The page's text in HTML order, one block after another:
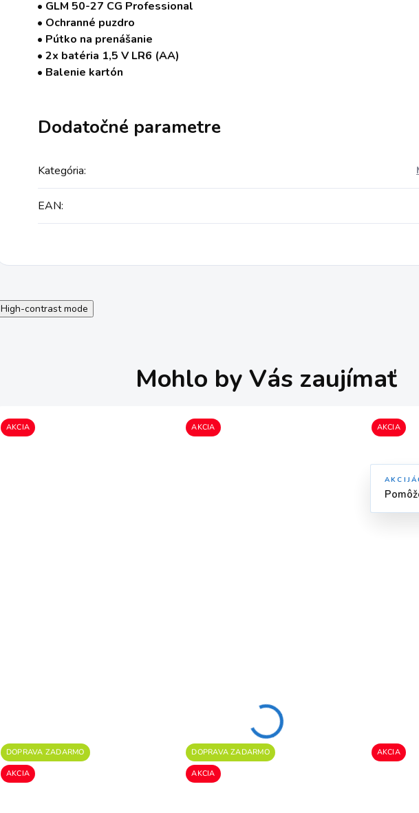
• GLM 50-27 CG Professional
• Ochranné puzdro
• Pútko na prenášanie
• 2x batéria 1,5 V LR6 (AA)
• Balenie kartón
Dodatočné parametre
Kategória:
EAN:
High-contrast mode
Mohlo by Vás zaujímať
AKCIA AKCIA AKCIA
AKCIA
DOPRAVA ZADARMO
AKCIA
DOPRAVA ZADARMO AKCIA